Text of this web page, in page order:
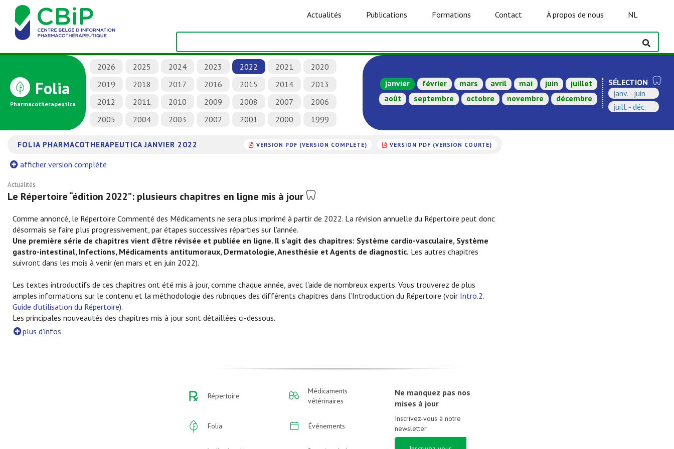
Actualités Publications Formations Contact À propos de nous NL
Folia
Pharmacotherapeutica
2026 2025 2024 2023 2022 2021
2020
2019
2018 2017 2016 2015 2014
2013
2012
2011 2010 2009 2008 2007
2006
2005
2004 2003 2002 2001 2000 1999
janvier février mars avril mai juin
juillet
août
septembre octobre novembre décembre
SÉLECTION
janv. - juin
juill. - déc.
FOLIA PHARMACOTHERAPEUTICA JANVIER 2022 VERSION PDF (VERSION COMPLÈTE) VERSION PDF (VERSION COURTE)
afficher version complète
Actualités
Le Répertoire “édition 2022”: plusieurs chapitres en ligne mis à jour
Comme annoncé, le Répertoire Commenté des Médicaments ne sera plus imprimé à partir de 2022. La révision annuelle du Répertoire peut donc
désormais se faire plus progressivement, par étapes successives réparties sur l’année.
Une première série de chapitres vient d’être révisée et publiée en ligne. Il s’agit des chapitres: Système cardio-vasculaire, Système
gastro-intestinal, Infections, Médicaments antitumoraux, Dermatologie, Anesthésie et Agents de diagnostic. Les autres chapitres
suivront dans les mois à venir (en mars et en juin 2022).
Les textes introductifs de ces chapitres ont été mis à jour, comme chaque année, avec l'aide de nombreux experts. Vous trouverez de plus
amples informations sur le contenu et la méthodologie des rubriques des différents chapitres dans l’Introduction du Répertoire (voir Intro.2.
Guide d'utilisation du Répertoire).
Les principales nouveautés des chapitres mis à jour sont détaillées ci-dessous.
plus d'infos
Répertoire
Folia
Médicaments
vétérinaires
Événements
Ne manquez pas nos
mises à jour
Inscrivez-vous à notre
newsletter